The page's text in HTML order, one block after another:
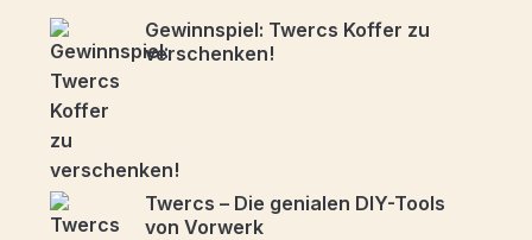
Gewinnspiel: Twercs Koffer zu
verschenken!
Twercs – Die genialen DIY-Tools
von Vorwerk